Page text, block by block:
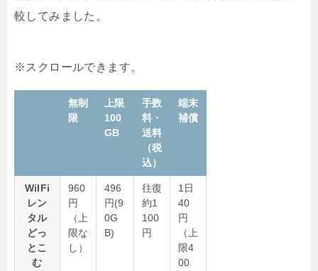
較してみました。
無制
限
上限
100
GB
手数
料・
送料
（税
込）
端末
補償
WiIFi
レン
タル
どっ
とこ
む
960
円
（上
限な
し）
496
円(9
0G
B)
往復
約1
100
円
1日
40
円
（上
限4
00